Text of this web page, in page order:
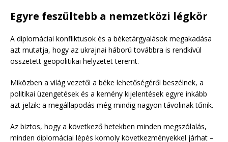
Egyre feszültebb a nemzetközi légkör
A diplomáciai konfliktusok és a béketárgyalások megakadása
azt mutatja, hogy az ukrajnai háború továbbra is rendkívül
összetett geopolitikai helyzetet teremt.
Miközben a világ vezetői a béke lehetőségéről beszélnek, a
politikai üzengetések és a kemény kijelentések egyre inkább
azt jelzik: a megállapodás még mindig nagyon távolinak tűnik.
Az biztos, hogy a következő hetekben minden megszólalás,
minden diplomáciai lépés komoly következményekkel járhat –